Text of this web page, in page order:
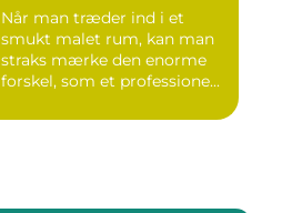
Når man træder ind i et
smukt malet rum, kan man
straks mærke den enorme
forskel, som et professione...